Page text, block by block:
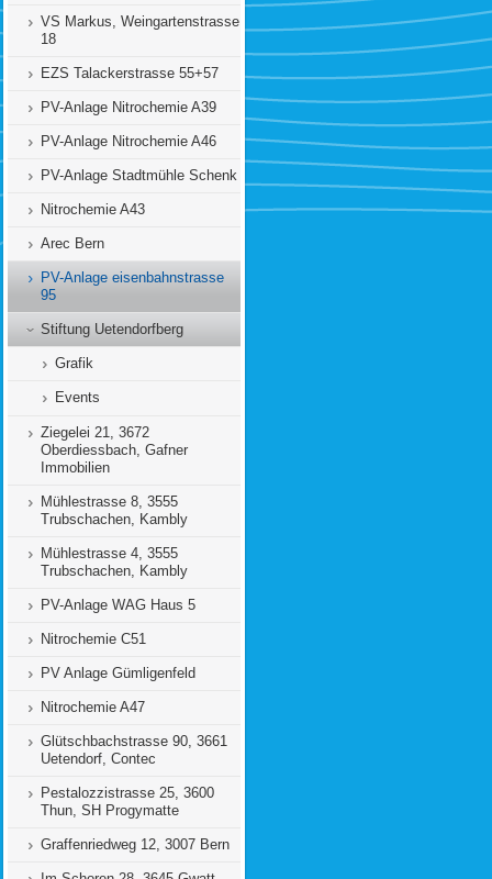
VS Markus, Weingartenstrasse
18
EZS Talackerstrasse 55+57
PV-Anlage Nitrochemie A39
PV-Anlage Nitrochemie A46
PV-Anlage Stadtmühle Schenk
Nitrochemie A43
Arec Bern
PV-Anlage eisenbahnstrasse
95
Stiftung Uetendorfberg
Grafik
Events
Ziegelei 21, 3672
Oberdiessbach, Gafner
Immobilien
Mühlestrasse 8, 3555
Trubschachen, Kambly
Mühlestrasse 4, 3555
Trubschachen, Kambly
PV-Anlage WAG Haus 5
Nitrochemie C51
PV Anlage Gümligenfeld
Nitrochemie A47
Glütschbachstrasse 90, 3661
Uetendorf, Contec
Pestalozzistrasse 25, 3600
Thun, SH Progymatte
Graffenriedweg 12, 3007 Bern